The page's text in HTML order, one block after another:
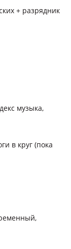
+ разрядник
музыка,
в круг (пока